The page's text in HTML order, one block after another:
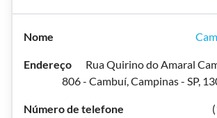
Rua Quirino do Amaral
806 - Cambuí, Campinas - SP,